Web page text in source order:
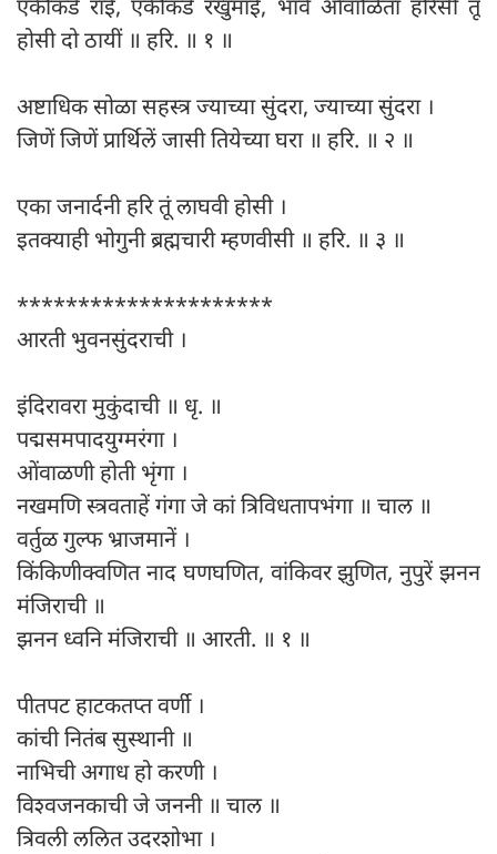
होसी दो ठायीं ॥ हरि. ॥ १ ॥
अष्टाधिक सोळा सहस्त्र ज्याच्या सुंदरा, ज्याच्या सुंदरा ।
जिणें जिणें प्रार्थिलें जासी तियेच्या घरा ॥ हरि. ॥ २ ॥
एका जनार्दनी हरि तूं लाघवी होसी ।
इतक्याही भोगुनी ब्रह्मचारी म्हणवीसी ॥ हरि. ॥ ३ ॥
*********************
आरती भुवनसुंदराची ।
इंदिरावरा मुकुंदाची ॥ धृ. ॥
पद्मसमपादयुग्मरंगा ।
ओंवाळणी होती भृंगा ।
नखमणि स्त्रवताहें गंगा जे कां त्रिविधतापभंगा ॥ चाल ॥
वर्तुळ गुल्फ भ्राजमानें ।
किंकिणीक्वणित नाद घणघणित, वांकिवर झुणित, नुपुरें झनन
मंजिराची ॥
झनन ध्वनि मंजिराची ॥ आरती. ॥ १ ॥
पीतपट हाटकतप्त वर्णी ।
कांची नितंब सुस्थानी ॥
नाभिची अगाध हो करणी ।
विश्वजनकाची जे जननी ॥ चाल ॥
त्रिवली ललित उदरशोभा ।